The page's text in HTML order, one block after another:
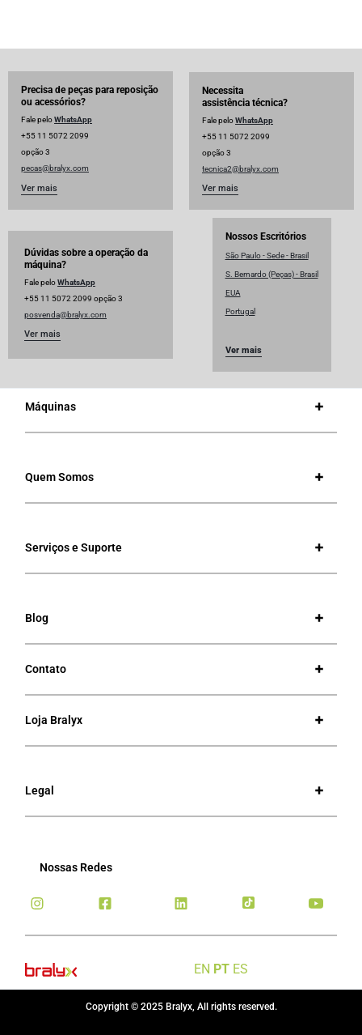
Precisa de peças para reposição
ou acessórios?
Fale peloWhatsApp
+55 11 5072 2099
opção 3
pecas@bralyx.com
Ver mais
Necessita
assistência técnica?
Fale peloWhatsApp
+55 11 5072 2099
opção 3
tecnica2@bralyx.com
Ver mais
Dúvidas sobre a operação da
máquina?
Fale peloWhatsApp
+55 11 5072 2099 opção 3
posvenda@bralyx.com
Ver mais
Nossos Escritórios
São Paulo - Sede - Brasil
S. Bernardo (Peças) - Brasil
EUA
Portugal
Ver mais
Máquinas
Quem Somos
Serviços e Suporte
Blog
Contato
Loja Bralyx
Legal
Nossas Redes
EN PT ES
Copyright © 2025 Bralyx, All rights reserved.